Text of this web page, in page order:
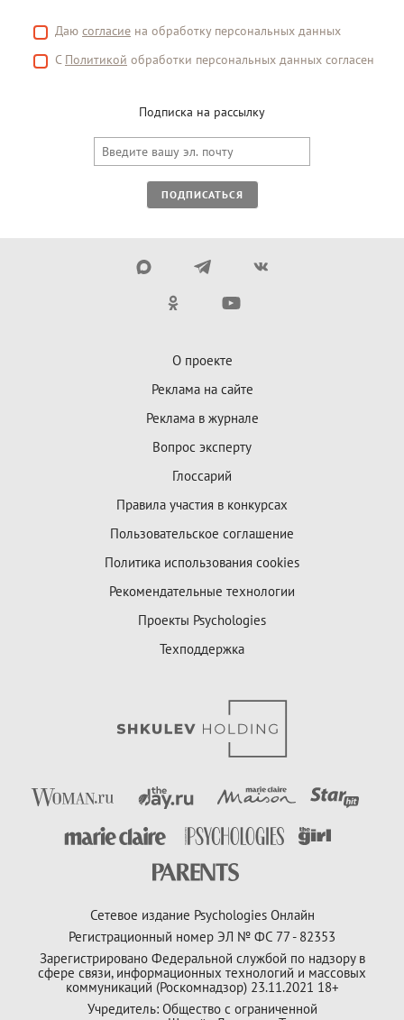
Даю согласие на обработку персональных данных
С Политикой обработки персональных данных согласен
Подписка на рассылку
ПОДПИСАТЬСЯ
О проекте
Реклама на сайте
Реклама в журнале
Вопрос эксперту
Глоссарий
Правила участия в конкурсах
Пользовательское соглашение
Политика использования cookies
Рекомендательные технологии
Проекты Psychologies
Техподдержка
Сетевое издание Psychologies Онлайн
Регистрационный номер ЭЛ № ФС 77 - 82353
Зарегистрировано Федеральной службой по надзору в
сфере связи, информационных технологий и массовых
коммуникаций (Роскомнадзор) 23.11.2021 18+
Учредитель: Общество с ограниченной